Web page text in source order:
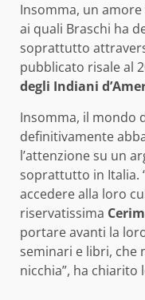
Insomma, un
ai quali Braschi ha
soprattutto
pubblicato risale al
degli Indiani
Insomma, il mondo
definitivamente
l’attenzione su un
soprattutto in Italia.
accedere alla loro
riservatissima
portare avanti la
seminari e libri, che
nicchia”, ha chiarito